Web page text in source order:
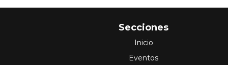
Secciones
Inicio
Eventos